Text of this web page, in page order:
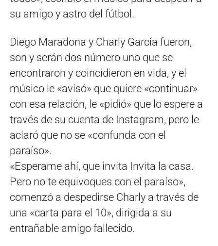
su amigo y astro del fútbol.
Diego Maradona y Charly García fueron,
son y serán dos número uno que se
encontraron y coincidieron en vida, y el
músico le «avisó» que quiere «continuar»
con esa relación, le «pidió» que lo espere a
través de su cuenta de Instagram, pero le
aclaró que no se «confunda con el
paraíso».
«Esperame ahí, que invita Invita la casa.
Pero no te equivoques con el paraíso»,
comenzó a despedirse Charly a través de
una «carta para el 10», dirigida a su
entrañable amigo fallecido.